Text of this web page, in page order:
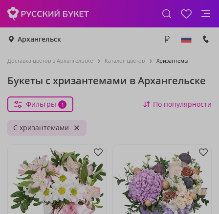
Архангельск
Доставка цветов в Архангельске Каталог цветов Хризантемы
Букеты с хризантемами в Архангельске
Фильтры 1 По популярности
С хризантемами